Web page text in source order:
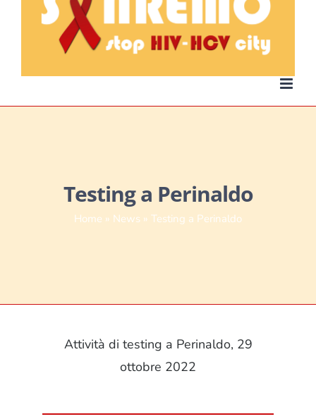
Testing a Perinaldo
Home » News » Testing a Perinaldo
Attività di testing a Perinaldo, 29
ottobre 2022